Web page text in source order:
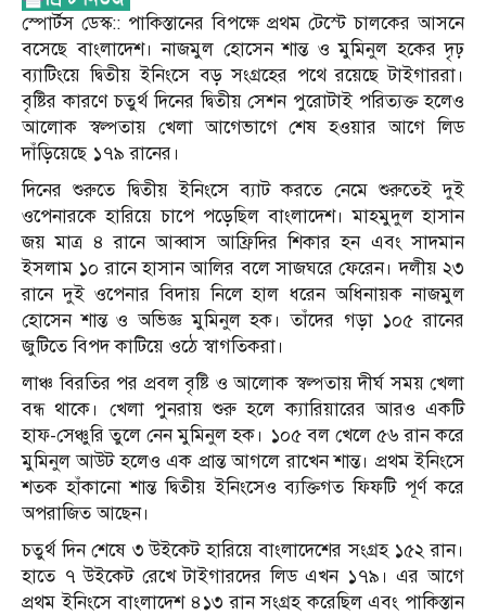
স্পোর্টস ডেস্ক:: পাকিস্তানের বিপক্ষে প্রথম টেস্টে চালকের আসনে
বসেছে বাংলাদেশ। নাজমুল হোসেন শান্ত ও মুমিনুল হকের দৃঢ়
ব্যাটিংয়ে দ্বিতীয় ইনিংসে বড় সংগ্রহের পথে রয়েছে টাইগাররা।
বৃষ্টির কারণে চতুর্থ দিনের দ্বিতীয় সেশন পুরোটাই পরিত্যক্ত হলেও
আলোক স্বল্পতায় খেলা আগেভাগে শেষ হওয়ার আগে লিড
দাঁড়িয়েছে ১৭৯ রানের।
দিনের শুরুতে দ্বিতীয় ইনিংসে ব্যাট করতে নেমে শুরুতেই দুই
ওপেনারকে হারিয়ে চাপে পড়েছিল বাংলাদেশ। মাহমুদুল হাসান
জয় মাত্র ৪ রানে আব্বাস আফ্রিদির শিকার হন এবং সাদমান
ইসলাম ১০ রানে হাসান আলির বলে সাজঘরে ফেরেন। দলীয় ২৩
রানে দুই ওপেনার বিদায় নিলে হাল ধরেন অধিনায়ক নাজমুল
হোসেন শান্ত ও অভিজ্ঞ মুমিনুল হক। তাঁদের গড়া ১০৫ রানের
জুটিতে বিপদ কাটিয়ে ওঠে স্বাগতিকরা।
লাঞ্চ বিরতির পর প্রবল বৃষ্টি ও আলোক স্বল্পতায় দীর্ঘ সময় খেলা
বন্ধ থাকে। খেলা পুনরায় শুরু হলে ক্যারিয়ারের আরও একটি
হাফ-সেঞ্চুরি তুলে নেন মুমিনুল হক। ১০৫ বল খেলে ৫৬ রান করে
মুমিনুল আউট হলেও এক প্রান্ত আগলে রাখেন শান্ত। প্রথম ইনিংসে
শতক হাঁকানো শান্ত দ্বিতীয় ইনিংসেও ব্যক্তিগত ফিফটি পূর্ণ করে
অপরাজিত আছেন।
চতুর্থ দিন শেষে ৩ উইকেট হারিয়ে বাংলাদেশের সংগ্রহ ১৫২ রান।
হাতে ৭ উইকেট রেখে টাইগারদের লিড এখন ১৭৯। এর আগে
প্রথম ইনিংসে বাংলাদেশ ৪১৩ রান সংগ্রহ করেছিল এবং পাকিস্তান